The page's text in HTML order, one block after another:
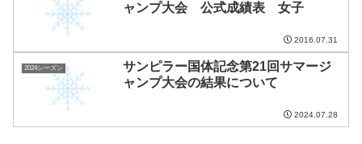
ャンプ大会 公式成績表 女子
2016.07.31
2024シーズン
サンピラー国体記念第21回サマージ
ャンプ大会の結果について
2024.07.28